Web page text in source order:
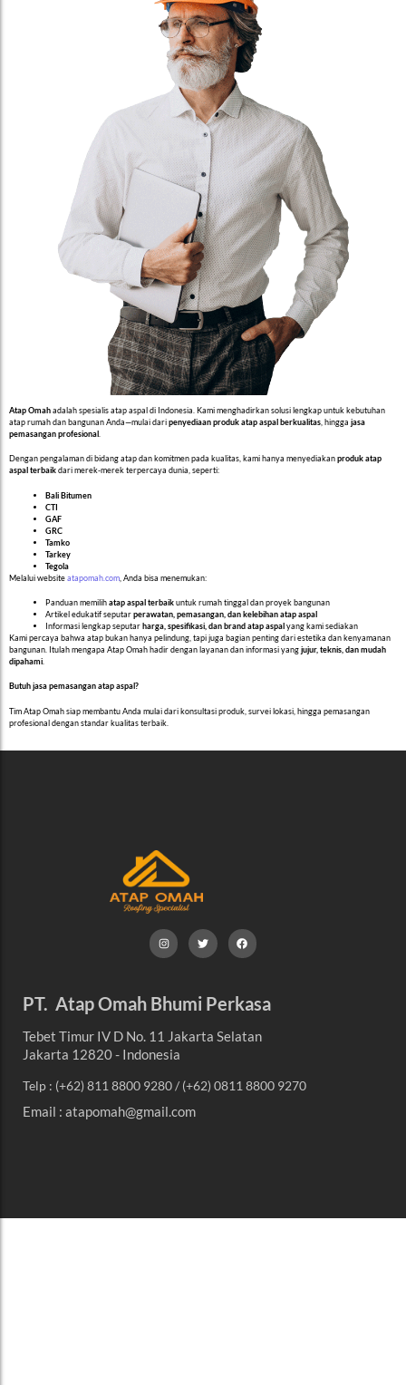
Atap Omahadalah spesialis atap aspal di Indonesia. Kami menghadirkan solusi lengkap untuk kebutuhan
atap rumah dan bangunan Anda—mulai daripenyediaan produk atap aspal berkualitas , hingga jasa
pemasangan profesional
Dengan pengalaman di bidang atap dan komitmen pada kualitas, kami hanya menyediakanproduk atap
aspal terbaikdari merek-merek terpercaya dunia, seperti:
Bali Bitumen
CTI
GAF
GRC
Tamko
Tarkey
Tegola
Melalui websiteatapomah.com , Anda bisa menemukan:
Panduan memilihatap aspal terbaikuntuk rumah tinggal dan proyek bangunan
Artikel edukatif seputarperawatan, pemasangan, dan kelebihan atap aspal
Informasi lengkap seputarharga, spesifikasi, dan brand atap aspalyang kami sediakan
Kami percaya bahwa atap bukan hanya pelindung, tapi juga bagian penting dari estetika dan kenyamanan
bangunan. Itulah mengapa Atap Omah hadir dengan layanan dan informasi yangjujur, teknis, dan mudah
dipahami
Butuh jasa pemasangan atap aspal?
Tim Atap Omah siap membantu Anda mulai dari konsultasi produk, survei lokasi, hingga pemasangan
profesional dengan standar kualitas terbaik.
PT. Atap Omah Bhumi Perkasa
Tebet Timur IV D No. 11 Jakarta Selatan
Jakarta 12820 - Indonesia
Telp : (+62) 811 8800 9280 / (+62) 0811 8800 9270
Email : atapomah@gmail.com